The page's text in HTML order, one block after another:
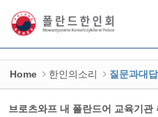
Home 한인의소리 질문과대답
브로츠와프 내 폴란드어 교육기관